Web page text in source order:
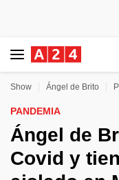
Show Ángel de Brito
PANDEMIA
Ángel de
Covid y